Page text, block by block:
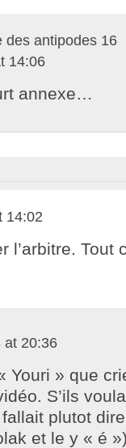
des antipodes 16
14:06
annexe…
14:02
l’arbitre. Tout
at 20:36
Youri » que
S’ils
plutot
et le y « é